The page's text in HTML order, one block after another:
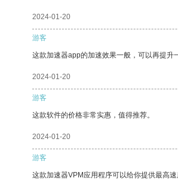
2024-01-20
游客
这款加速器app的加速效果一般，可以再提升
2024-01-20
游客
这款软件的价格非常实惠，值得推荐。
2024-01-20
游客
这款加速器VPM应用程序可以给你提供最高